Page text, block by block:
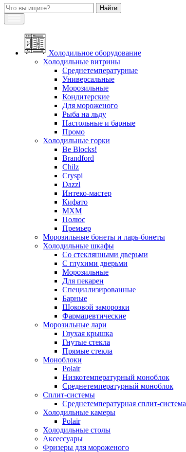
Холодильное оборудование
Холодильные витрины
Среднетемпературные
Универсальные
Морозильные
Кондитерские
Для мороженого
Рыба на льду
Настольные и барные
Промо
Холодильные горки
Be Blocks!
Brandford
Chilz
Cryspi
Dazzl
Интеко-мастер
Кифато
МХМ
Полюс
Премьер
Морозильные бонеты и ларь-бонеты
Холодильные шкафы
Со стеклянными дверьми
С глухими дверьми
Морозильные
Для пекарен
Специализированные
Барные
Шоковой заморозки
Фармацевтические
Морозильные лари
Глухая крышка
Гнутые стекла
Прямые стекла
Моноблоки
Polair
Низкотемпературный моноблок
Среднетемпературный моноблок
Сплит-системы
Среднетемпературная сплит-система
Холодильные камеры
Polair
Холодильные столы
Аксессуары
Фризеры для мороженого